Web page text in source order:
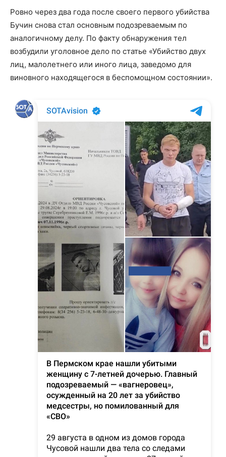
Ровно через два года после своего первого убийства
Бучин снова стал основным подозреваемым по
аналогичному делу. По факту обнаружения тел
возбудили уголовное дело по статье «Убийство двух
лиц, малолетнего или иного лица, заведомо для
виновного находящегося в беспомощном состоянии».